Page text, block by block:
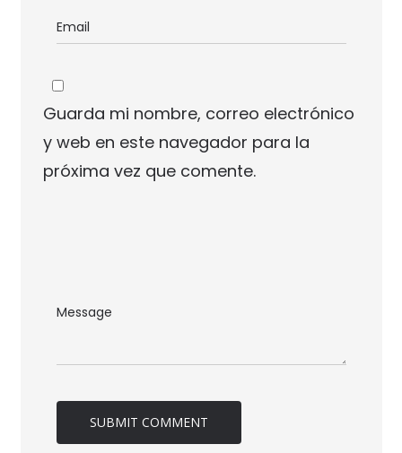
Guarda mi nombre, correo electrónico
y web en este navegador para la
próxima vez que comente.